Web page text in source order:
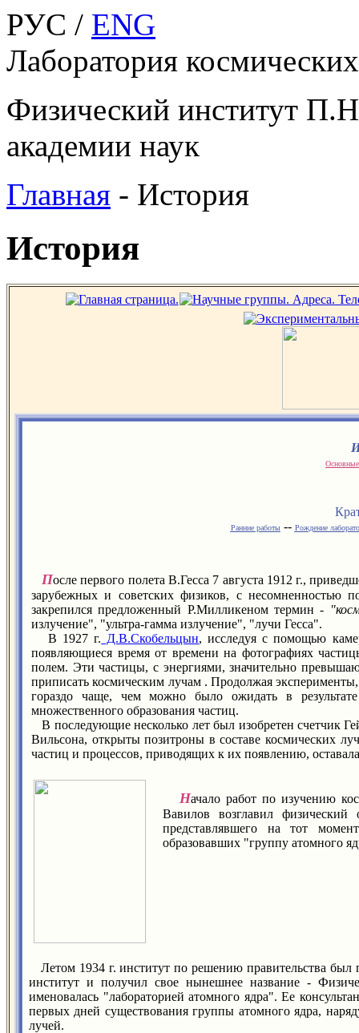
РУС / ENG
Лаборатория
Физический институт
академии наук
Главная - История
История
Ранние работы-- Рождение
После первого полета В.Гесса 7 августа 1912 г.,
зарубежных и советских физиков, с несомненностью
закрепился предложенный Р.Милликеном термин -
излучение", "ультра-гамма излучение", "лучи Гесса".
В 1927 г. Д.В.Скобельцын, исследуя с помощью
появляющиеся время от времени на фотографиях
полем. Эти частицы, с энергиями, значительно
приписать космическим лучам . Продолжая
гораздо чаще, чем можно было ожидать в
множественного образования частиц.
В последующие несколько лет был изобретен счетчик
Вильсона, открыты позитроны в составе космических
частиц и процессов, приводящих к их появлению,
Начало работ по изучению
Вавилов возглавил физический
представлявшего на тот
образовавших "группу атомного
Летом 1934 г. институт по решению правительства был
институт и получил свое нынешнее название -
именовалась "лабораторией атомного ядра". Ее
первых дней существования группы атомного ядра,
лучей.